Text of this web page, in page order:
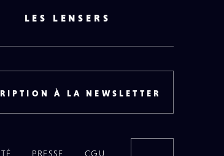
LES LENSERS
À LA NEWSLETTER
PRESSE CGU